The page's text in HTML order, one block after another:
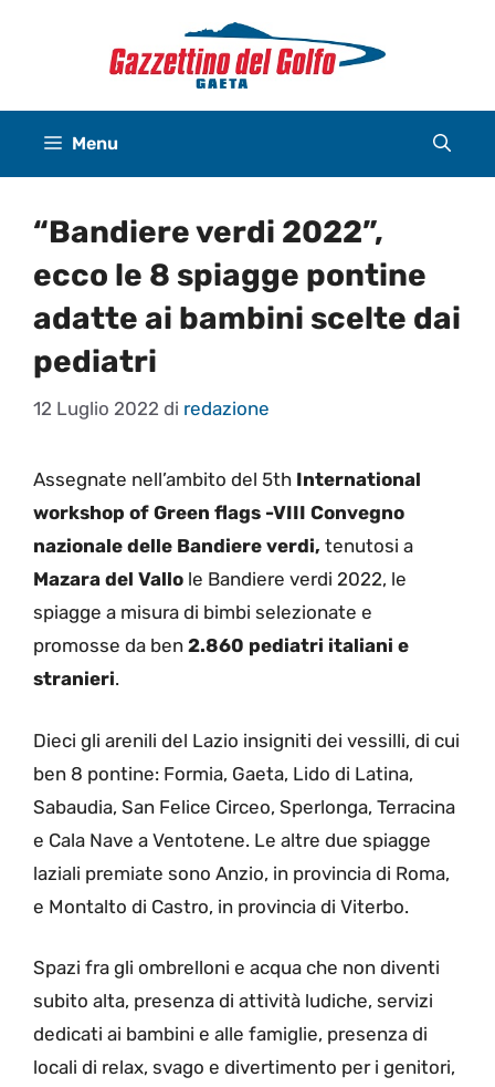
Menu
“Bandiere verdi 2022”,
ecco le 8 spiagge pontine
adatte ai bambini scelte dai
pediatri
12 Luglio 2022 di redazione
Assegnate nell’ambito del 5th International
workshop of Green flags -VIII Convegno
nazionale delle Bandiere verdi, tenutosi a
Mazara del Vallo le Bandiere verdi 2022, le
spiagge a misura di bimbi selezionate e
promosse da ben 2.860 pediatri italiani e
stranieri.
Dieci gli arenili del Lazio insigniti dei vessilli, di cui
ben 8 pontine: Formia, Gaeta, Lido di Latina,
Sabaudia, San Felice Circeo, Sperlonga, Terracina
e Cala Nave a Ventotene. Le altre due spiagge
laziali premiate sono Anzio, in provincia di Roma,
e Montalto di Castro, in provincia di Viterbo.
Spazi fra gli ombrelloni e acqua che non diventi
subito alta, presenza di attività ludiche, servizi
dedicati ai bambini e alle famiglie, presenza di
locali di relax, svago e divertimento per i genitori,